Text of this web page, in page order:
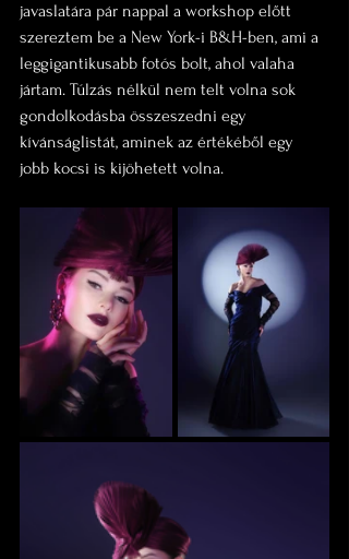
javaslatára pár nappal a workshop előtt
szereztem be a New York-i B&H-ben, ami a
leggigantikusabb fotós bolt, ahol valaha
jártam. Túlzás nélkül nem telt volna sok
gondolkodásba összeszedni egy
kívánságlistát, aminek az értékéből egy
jobb kocsi is kijöhetett volna.